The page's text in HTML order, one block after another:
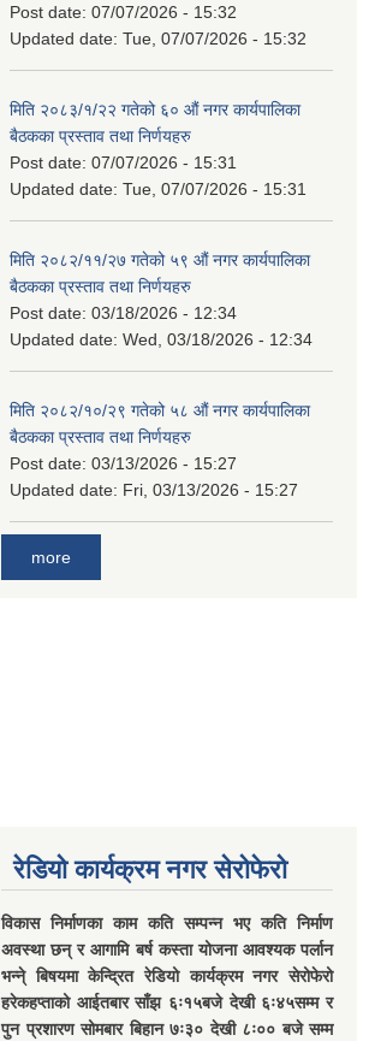
Post date: 07/07/2026 - 15:32
Updated date: Tue, 07/07/2026 - 15:32
मिति २०८३/१/२२ गतेको ६० औं नगर कार्यपालिका
बैठकका प्रस्ताव तथा निर्णयहरु
Post date: 07/07/2026 - 15:31
Updated date: Tue, 07/07/2026 - 15:31
मिति २०८२/११/२७ गतेको ५९ औं नगर कार्यपालिका
बैठकका प्रस्ताव तथा निर्णयहरु
Post date: 03/18/2026 - 12:34
Updated date: Wed, 03/18/2026 - 12:34
मिति २०८२/१०/२९ गतेको ५८ औं नगर कार्यपालिका
बैठकका प्रस्ताव तथा निर्णयहरु
Post date: 03/13/2026 - 15:27
Updated date: Fri, 03/13/2026 - 15:27
more
रेडियो कार्यक्रम नगर सेरोफेरो
विकास निर्माणका काम कति सम्पन्न भए कति निर्माण
अवस्था छन् र आगामि बर्ष कस्ता योजना आवश्यक पर्लान
भन्ने् बिषयमा केन्द्रित रेडियो कार्यक्रम नगर सेरोफेरो
हरेकहप्ताको आईतबार साँझ ६ः१५बजे देखी ६ः४५सम्म र
पुन प्रशारण सोमबार बिहान ७ः३० देखी ८ः०० बजे सम्म